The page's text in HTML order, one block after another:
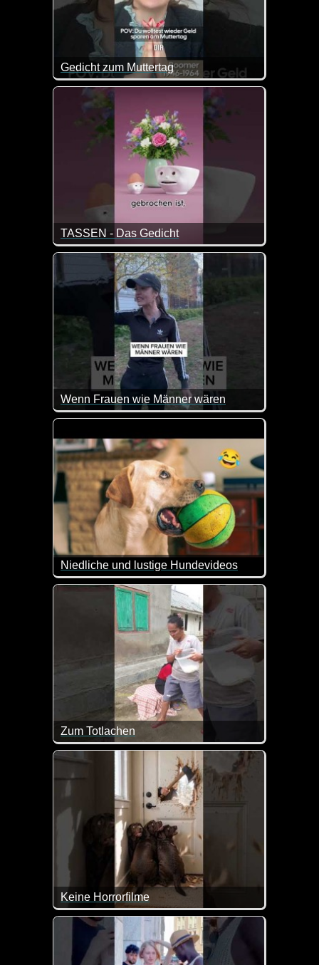
Gedicht zum Muttertag
Also auf dieses Gedicht könnte wohl jede Mutter
TASSEN - Das Gedicht
Es gibt nichts schöneres als seine Mutter am
Wenn Frauen wie Männer wären
Hier können manche Männer mal sehen wie
Niedliche und lustige Hundevideos
Hunde zaubern einem immer wieder ein Lächeln
Zum Totlachen
Keine Horrorfilme
Tja, so ist das mit den jungen Burschen ;-) Das ist